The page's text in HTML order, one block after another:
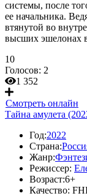
системы, после
ее начальника.
втянутой во
высших эшелонах
10
Голосов: 2
1 352
Смотреть онлайн
Тайна амулета
Год:2022
Страна:
Жанр:
Режиссер:
Возраст:6+
Качество: